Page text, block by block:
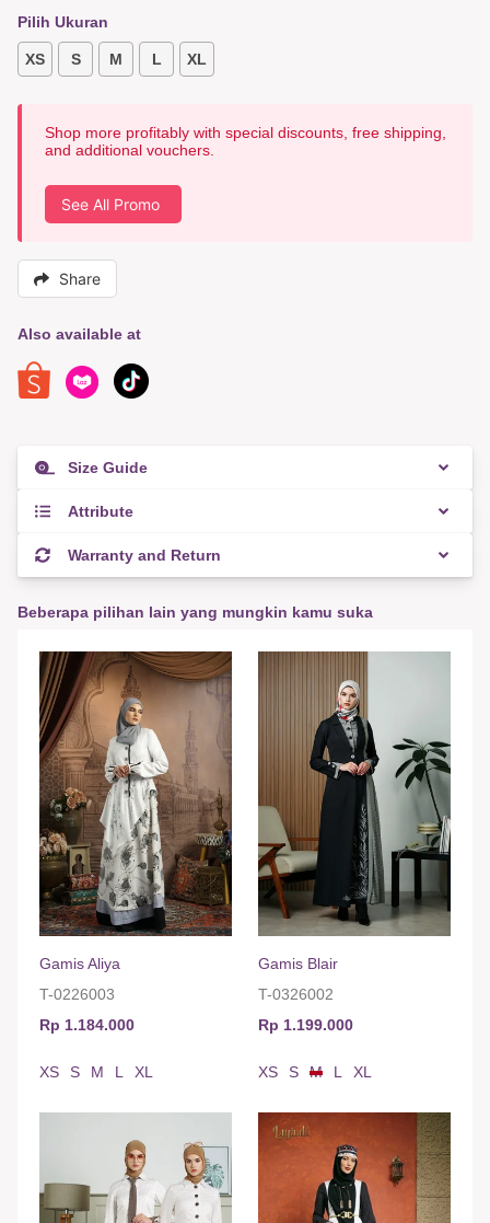
Warna & Bahan
Utama : Sutra Krep Monokrom Hitam Putih, Katun Poliester Dobi
Hitam,
Detail : Katun Jacquard Paisley Hitam, Poliester Dobi Abu
Pilih Ukuran
XS S M L XL
Shop more profitably with special discounts, free shipping,
and additional vouchers.
See All Promo
Share
Also available at
Size Guide
Attribute
Warranty and Return
Beberapa pilihan lain yang mungkin kamu suka
Gamis Aliya
T-0226003
Rp 1.184.000
XS S M L XL
Gamis Blair
T-0326002
Rp 1.199.000
XS S M L XL